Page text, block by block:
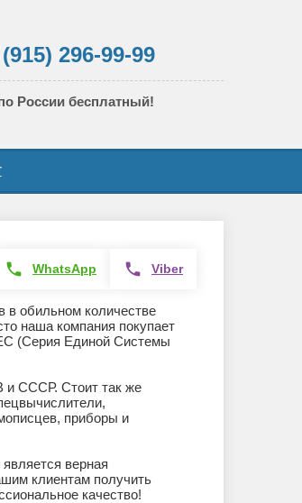
296-99-99
России бесплатный!
phone WhatsApp phone Viber
в обильном количестве
наша компания покупает
(Серия Единой Системы
и СССР. Стоит так же
приборы и
верная
клиентам получить
качество!